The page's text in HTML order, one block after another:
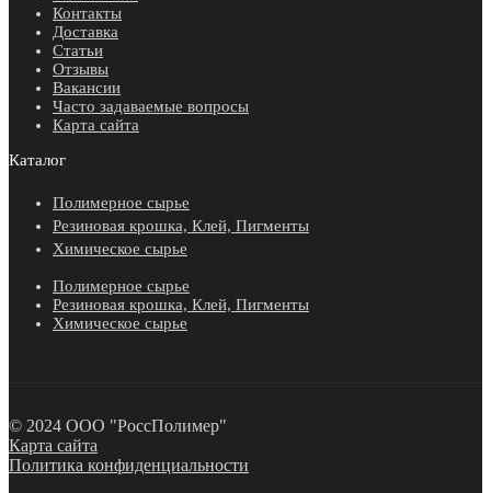
Контакты
Доставка
Статьи
Отзывы
Вакансии
Часто задаваемые вопросы
Карта сайта
Каталог
Полимерное сырье
Резиновая крошка, Клей, Пигменты
Химическое сырье
Полимерное сырье
Резиновая крошка, Клей, Пигменты
Химическое сырье
© 2024 ООО "РоссПолимер"
Карта сайта
Политика конфиденциальности